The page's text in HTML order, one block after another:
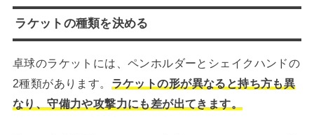
ラケットの種類を決める
卓球のラケットには、ペンホルダーとシェイクハンドの
2種類があります。 ラケットの形が異なると持ち方も異
なり、守備力や攻撃力にも差が出てきます。